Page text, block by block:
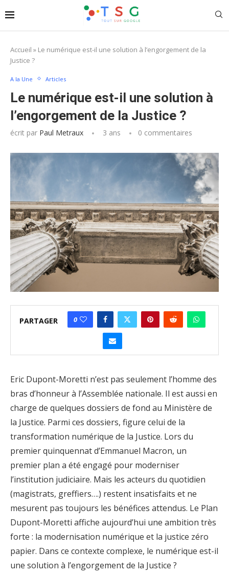
Accueil » Le numérique est-il une solution à l’engorgement de la
Justice ?
A la Une Articles
Le numérique est-il une solution à
l’engorgement de la Justice ?
écrit par Paul Metraux 3 ans 0 commentaires
PARTAGER 0
Eric Dupont-Moretti n’est pas seulement l’homme des
bras d’honneur à l’Assemblée nationale. Il est aussi en
charge de quelques dossiers de fond au Ministère de
la Justice. Parmi ces dossiers, figure celui de la
transformation numérique de la Justice. Lors du
premier quinquennat d’Emmanuel Macron, un
premier plan a été engagé pour moderniser
l’institution judiciaire. Mais les acteurs du quotidien
(magistrats, greffiers….) restent insatisfaits et ne
mesurent pas toujours les bénéfices attendus. Le Plan
Dupont-Moretti affiche aujourd’hui une ambition très
forte : la modernisation numérique et la justice zéro
papier. Dans ce contexte complexe, le numérique est-il
une solution à l’engorgement de la Justice ?